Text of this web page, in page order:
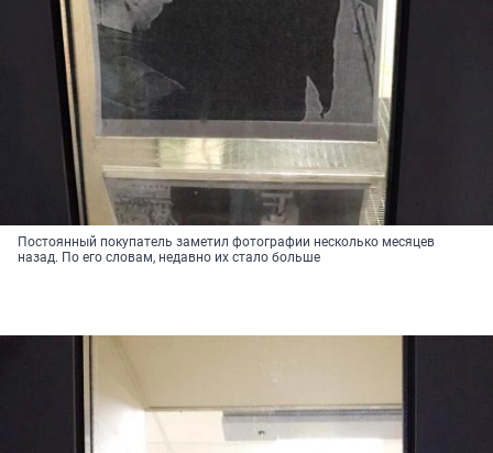
Постоянный покупатель заметил фотографии несколько месяцев
назад. По его словам, недавно их стало больше